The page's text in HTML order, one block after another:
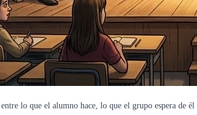
lo que el alumno hace, lo que el grupo espera de